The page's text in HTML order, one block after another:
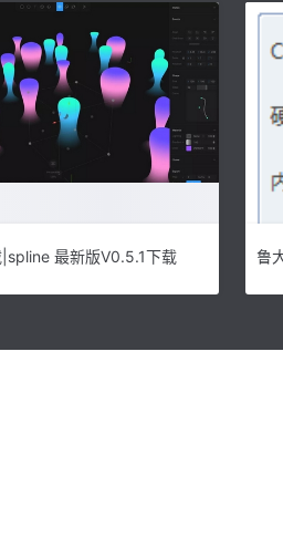
最新版V0.5.1下载